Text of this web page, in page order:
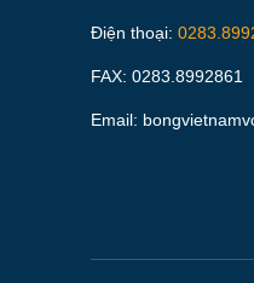
Điện thoại:
FAX: 0283.8992861
Email: